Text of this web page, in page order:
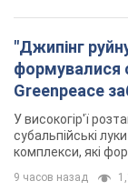
"Джипінг
формувалися
Greenpeace
У високогір'ї
субальпійські
комплекси, які
9 часов назад